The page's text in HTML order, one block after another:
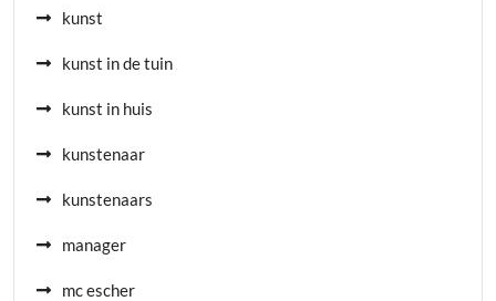
kunst
kunst in de tuin
kunst in huis
kunstenaar
kunstenaars
manager
mc escher